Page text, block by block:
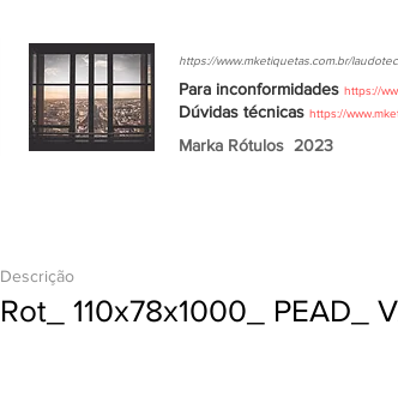
https://www.mketiquetas.com.br/
Para inconformidades https://
Dúvidas técnicas https://
Marka Rótulos 2023
Descrição
Rot_ 110x78x1000_ PEAD_